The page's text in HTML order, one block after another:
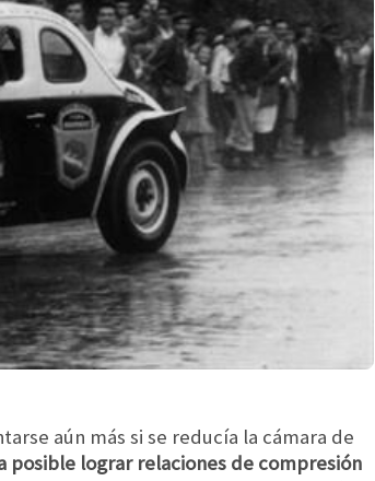
aún más si se reducía la cámara de
posible lograr relaciones de compresión